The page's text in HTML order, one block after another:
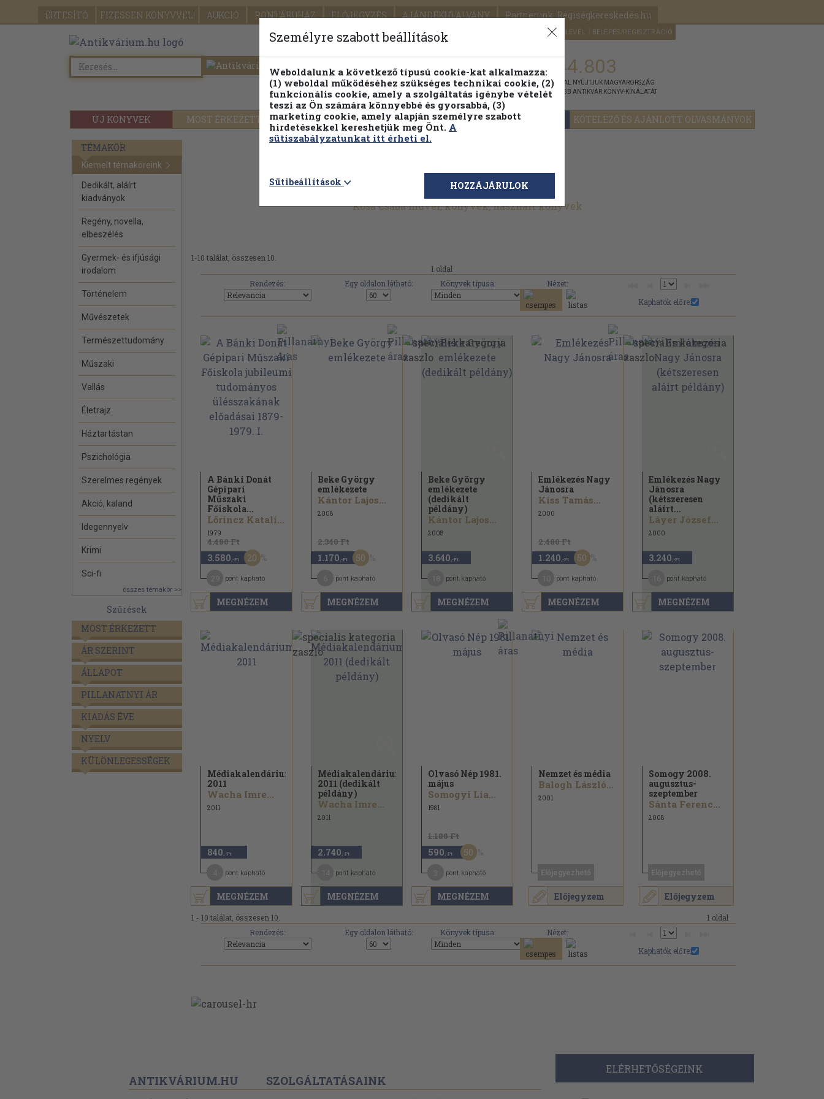
ÉRTESÍTŐ FIZESSEN KÖNYVVEL! AUKCIÓ PONTÁRUHÁZ ELŐJEGYZÉS AJÁNDÉKUTALVÁNY Partnerünk: Régiségkereskedés.hu
SEGÍTSÉG HÍRLEVÉL BELÉPÉS/REGISZTRÁCIÓ
ÚJ KÖNYVEK MOST ÉRKEZETT PILLANATNYI ÁRAINK FENNTARTHATÓ OLVASMÁNYOK KÖTELEZŐ ÉS AJÁNLOTT OLVASMÁNYOK
Részletes kereső Témaköri fa 1.144.803
KIADVÁNNYAL NYÚJTJUK MAGYARORSZÁG
LEGNAGYOBB ANTIKVÁR KÖNYV-KÍNÁLATÁT
TÉMAKÖR
Kiemelt témaköreink
Dedikált, aláírt
kiadványok
Regény, novella,
elbeszélés
Gyermek- és ifjúsági
irodalom
Történelem
Művészetek
Természettudomány
Műszaki
Vallás
Életrajz
Háztartástan
Pszichológia
Szerelmes regények
Akció, kaland
Idegennyelv
Krimi
Sci-fi
összes témakör >>
Szűrések
MOST ÉRKEZETT
ÁR SZERINT
ÁLLAPOT
PILLANATNYI ÁR
KIADÁS ÉVE
NYELV
KÜLÖNLEGESSÉGEK
Kosa Csaba művei, könyvek, használt könyvek
1-10 találat, összesen 10.
1 oldal
Rendezés:
Egy oldalon látható: Könyvek típusa:
Nézet:
Kaphatók előre:
MEGNÉZEM
A Bánki Donát
Gépipari
Műszaki
Főiskola...
Lőrincz Katalin...
1979
4.480 Ft
3.580 ,-Ft 20
pont kapható
MEGNÉZEM
Beke György
emlékezete
Kántor Lajos...
2008
2.340 Ft
1.170 ,-Ft 50
pont kapható
MEGNÉZEM
Beke György
emlékezete
(dedikált
példány)
Kántor Lajos...
2008
3.640 ,-Ft
pont kapható
MEGNÉZEM
Emlékezés Nagy
Jánosra
Kiss Tamás...
2000
2.480 Ft
1.240 ,-Ft 50
pont kapható
MEGNÉZEM
Emlékezés Nagy
Jánosra
(kétszeresen
aláírt...
Láyer József...
2000
3.240 ,-Ft
pont kapható
MEGNÉZEM
Médiakalendárium
2011
Wacha Imre...
2011
840 ,-Ft
pont kapható
MEGNÉZEM
Médiakalendárium
2011 (dedikált
példány)
Wacha Imre...
2011
2.740 ,-Ft
pont kapható
MEGNÉZEM
Olvasó Nép 1981.
május
Somogyi Lia...
1981
1.180 Ft
590 ,-Ft 50
pont kapható
Előjegyzem
Nemzet és média
Balogh László...
2001
Előjegyzem
Somogy 2008.
augusztus-
szeptember
Sánta Ferenc...
2008
1 - 10 találat, összesen 10.
1 oldal
Rendezés:
Egy oldalon látható: Könyvek típusa:
Nézet:
Kaphatók előre:
ANTIKVÁRIUM.HU SZOLGÁLTATÁSAINK
ELÉRHETŐSÉGEINK
Személyre szabott beállítások
Weboldalunk a következő típusú cookie-kat alkalmazza:
(1) weboldal működéséhez szükséges technikai cookie, (2)
funkcionális cookie, amely a szolgáltatás igénybe vételét
teszi az Ön számára könnyebbé és gyorsabbá, (3)
marketing cookie, amely alapján személyre szabott
hirdetésekkel kereshetjük meg Önt. A
sütiszabályzatunkat itt érheti el.
Sütibeállítások HOZZÁJÁRULOK